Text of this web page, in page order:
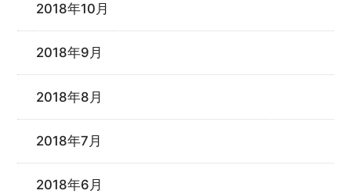
2018年10月
2018年9月
2018年8月
2018年7月
2018年6月